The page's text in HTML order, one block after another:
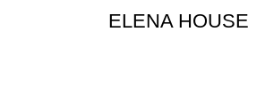
ELENA HOUSE